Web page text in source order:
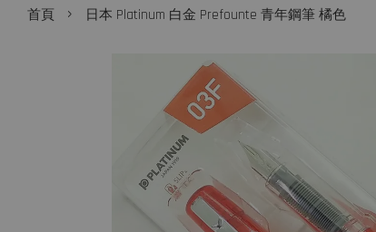
首頁 › 日本 Platinum 白金 Prefounte 青年鋼筆 橘色